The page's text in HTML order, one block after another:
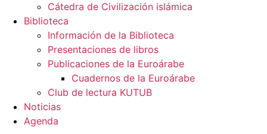
Cátedra de Civilización islámica
Biblioteca
Información de la Biblioteca
Presentaciones de libros
Publicaciones de la Euroárabe
Cuadernos de la Euroárabe
Club de lectura KUTUB
Noticias
Agenda